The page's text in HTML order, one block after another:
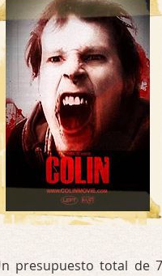
presupuesto total de